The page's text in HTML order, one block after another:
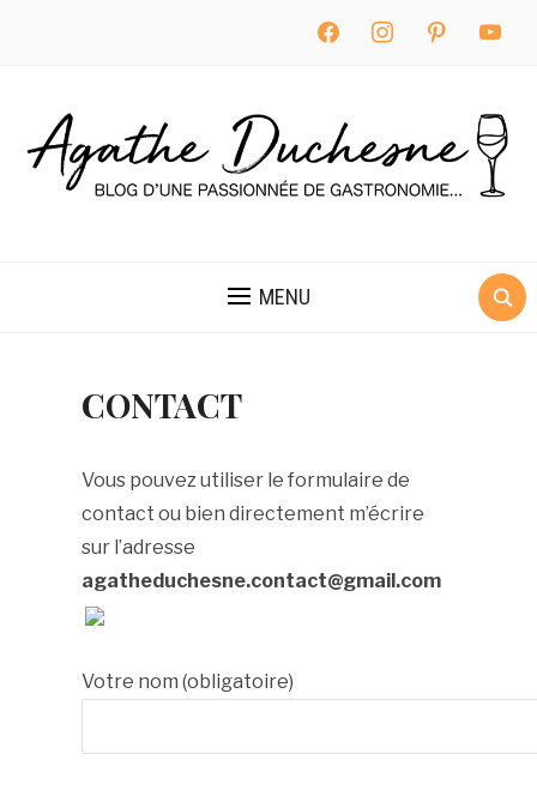
facebook instagram pinterest youtube
MENU
CONTACT
Vous pouvez utiliser le formulaire de
contact ou bien directement m’écrire
sur l’adresse
agatheduchesne.contact@gmail.com
Votre nom (obligatoire)